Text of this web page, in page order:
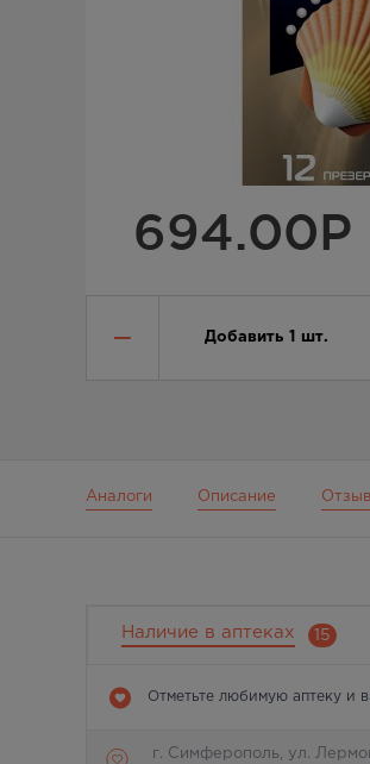
694.00Р
Добавить 1 шт.
Аналоги Описание
Наличие в аптеках 15
Отметьте любимую аптеку и
г. Симферополь, ул.